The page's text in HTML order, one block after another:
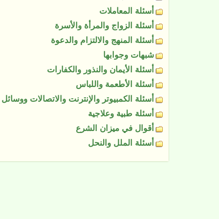
أسئلة المعاملات
أسئلة الزواج والمرأة والأسرة
أسئلة المنهج والالتزام والدعوة
شبهات وجوابها
أسئلة الأيمان والنذور والكفارات
أسئلة الأطعمة واللباس
أسئلة الكمبيوتر والإنترنت والاتصالات ووسائل
أسئلة طبية وعلاجية
أقوال في ميزان الشرع
أسئلة الملل والنحل